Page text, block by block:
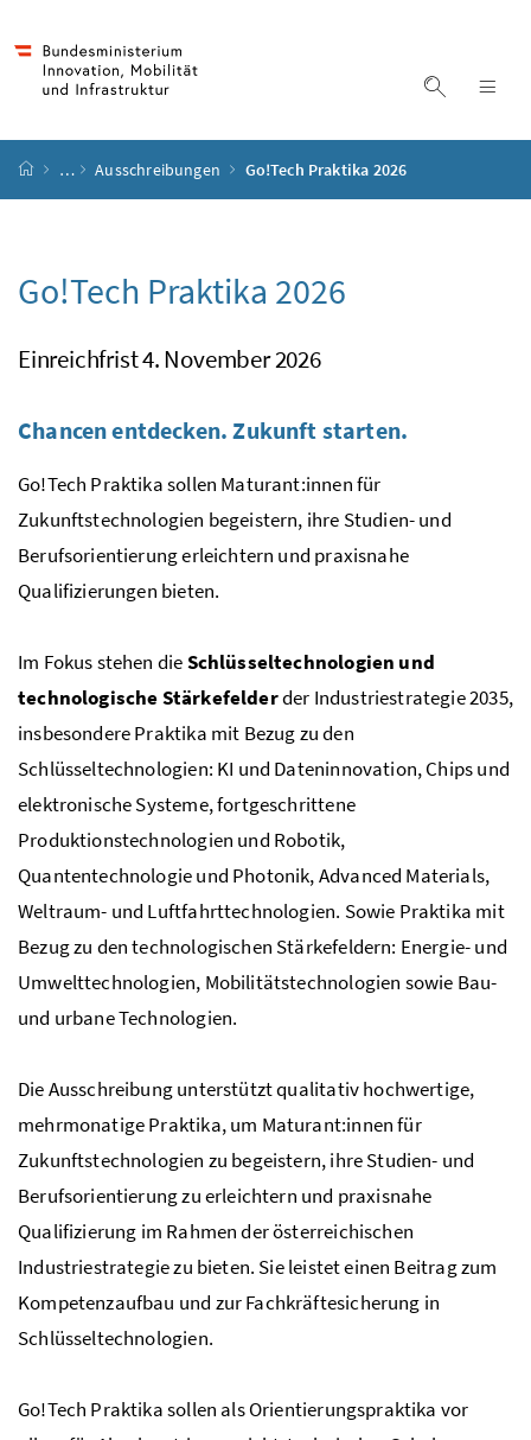
Suche
Startseite
… Ausschreibungen Go!Tech Praktika 2026
Go!Tech Praktika 2026
Einreichfrist 4. November 2026
Chancen entdecken. Zukunft starten.
Go!Tech Praktika sollen Maturant:innen für
Zukunftstechnologien begeistern, ihre Studien- und
Berufsorientierung erleichtern und praxisnahe
Qualifizierungen bieten.
Im Fokus stehen dieSchlüsseltechnologien und
technologische Stärkefelderder Industriestrategie 2035,
insbesondere Praktika mit Bezug zu den
Schlüsseltechnologien: KI und Dateninnovation, Chips und
elektronische Systeme, fortgeschrittene
Produktionstechnologien und Robotik,
Quantentechnologie und Photonik, Advanced Materials,
Weltraum- und Luftfahrttechnologien. Sowie Praktika mit
Bezug zu den technologischen Stärkefeldern: Energie- und
Umwelttechnologien, Mobilitätstechnologien sowie Bau-
und urbane Technologien.
Die Ausschreibung unterstützt qualitativ hochwertige,
mehrmonatige Praktika, um Maturant:innen für
Zukunftstechnologien zu begeistern, ihre Studien- und
Berufsorientierung zu erleichtern und praxisnahe
Qualifizierung im Rahmen der österreichischen
Industriestrategie zu bieten. Sie leistet einen Beitrag zum
Kompetenzaufbau und zur Fachkräftesicherung in
Schlüsseltechnologien.
Go!Tech Praktika sollen als Orientierungspraktika vor